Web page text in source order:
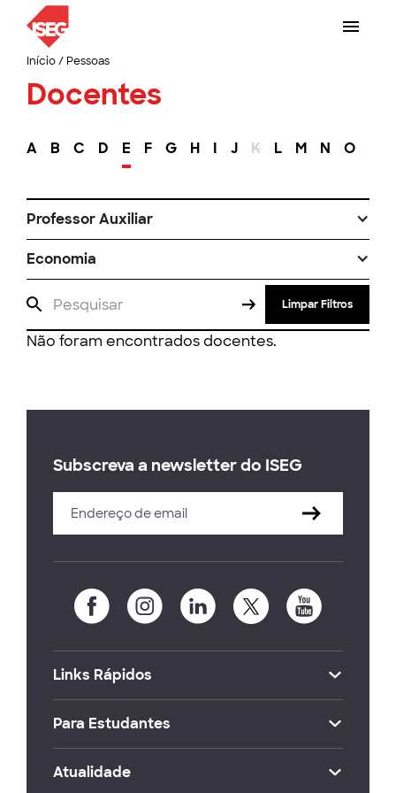
Início/ Pessoas
Docentes
A B C D E F G H I J K L M N O
Professor Auxiliar
Economia
Limpar Filtros
Não foram encontrados docentes.
Subscreva a newsletter do ISEG
Links Rápidos
Para Estudantes
Atualidade